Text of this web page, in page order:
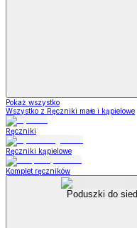
Pokaż wszystko
Wszystko z Ręczniki małe i kąpielowe
Ręczniki
Ręczniki kąpielowe
Komplet ręczników
Poduszki do